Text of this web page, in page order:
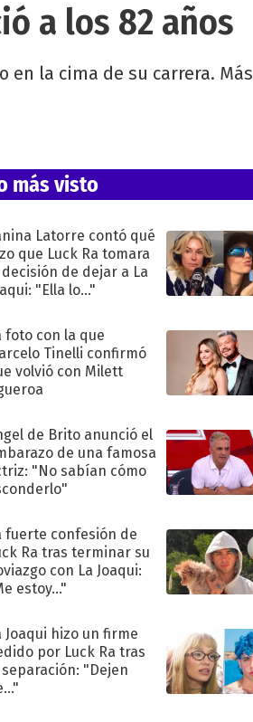
a los 82 años
la cima de su carrera. Más
más visto
Latorre contó qué
que Luck Ra tomara
decisión de dejar a La
"Ella lo..."
foto con la que
Tinelli confirmó
volvió con Milett
de Brito anunció el
de una famosa
"No sabían cómo
fuerte confesión de
Ra tras terminar su
con La Joaqui:
estoy..."
Joaqui hizo un firme
por Luck Ra tras
separación: "Dejen